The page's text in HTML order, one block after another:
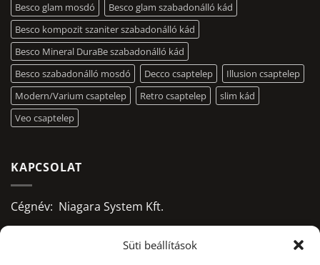
Süti beállítások
Besco glam mosdó
Besco glam szabadonálló kád
Besco kompozit szaniter szabadonálló kád
Besco Mineral DuraBe szabadonálló kád
Besco szabadonálló mosdó
Decco csaptelep
Illusion csaptelep
Modern/Varium csaptelep
Retro csaptelep
slim kád
Veo csaptelep
KAPCSOLAT
Cégnév: Niagara System Kft.
Adószám: 13156668-2-09